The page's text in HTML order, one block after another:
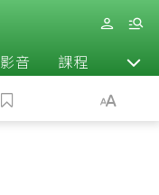
影音 課程 退休